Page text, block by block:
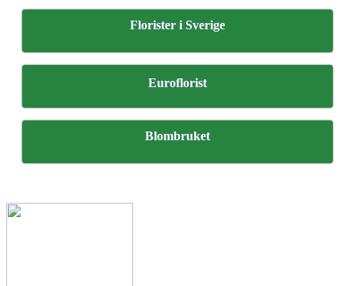
Florister i Sverige
Euroflorist
Blombruket